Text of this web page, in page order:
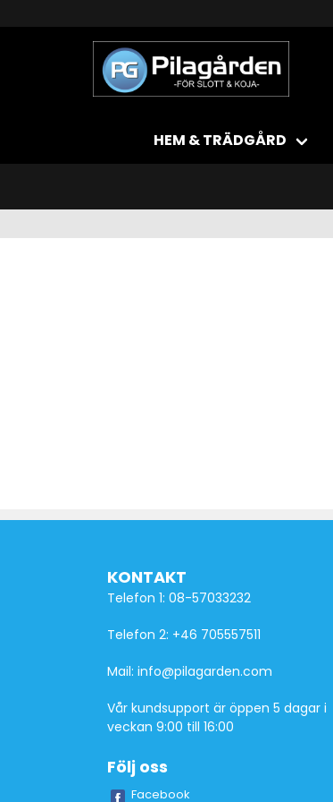
HEM & TRÄDGÅRD
KONTAKT
Telefon 1: 08-57033232
Telefon 2: +46 705557511
Mail: info@pilagarden.com
Vår kundsupport är öppen 5 dagar i
veckan 9:00 till 16:00
Följ oss
Facebook